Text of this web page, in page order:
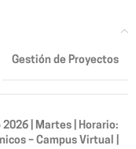
Gestión de Proyectos
2026 | Martes | Horario:
– Campus Virtual |